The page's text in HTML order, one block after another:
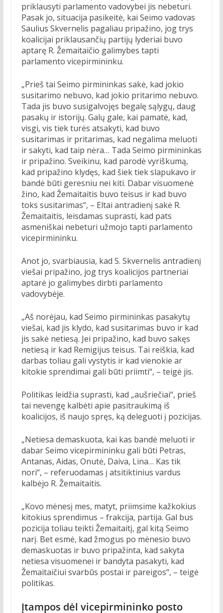
priklausyti parlamento vadovybei jis nebeturi.
Pasak jo, situacija pasikeitė, kai Seimo vadovas
Saulius Skvernelis pagaliau pripažino, jog trys
koalicijai priklausančių partijų lyderiai buvo
aptarę R. Žemaitaičio galimybes tapti
parlamento vicepirmininku.
„Prieš tai Seimo pirmininkas sakė, kad jokio
susitarimo nebuvo, kad jokio pritarimo nebuvo.
Tada jis buvo susigalvojęs begalę sąlygų, daug
pasakų ir istorijų. Galų gale, kai pamatė, kad,
visgi, vis tiek turės atsakyti, kad buvo
susitarimas ir pritarimas, kad negalima meluoti
ir sakyti, kad taip nėra… Tada Seimo pirmininkas
ir pripažino. Sveikinu, kad parodė vyriškumą,
kad pripažino klydęs, kad šiek tiek slapukavo ir
bandė būti geresniu nei kiti. Dabar visuomenė
žino, kad Žemaitaitis buvo teisus ir kad buvo
toks susitarimas“, – Eltai antradienį sakė R.
Žemaitaitis, leisdamas suprasti, kad pats
asmeniškai nebeturi užmojo tapti parlamento
vicepirmininku.
Anot jo, svarbiausia, kad S. Skvernelis antradienį
viešai pripažino, jog trys koalicijos partneriai
aptarė jo galimybes dirbti parlamento
vadovybėje.
„Aš norėjau, kad Seimo pirmininkas pasakytų
viešai, kad jis klydo, kad susitarimas buvo ir kad
jis sakė netiesą. Jei pripažino, kad buvo sakęs
netiesą ir kad Remigijus teisus. Tai reiškia, kad
darbas toliau gali vystytis ir kad vienokie ar
kitokie sprendimai gali būti priimti“, – teigė jis.
Politikas leidžia suprasti, kad „aušriečiai“, prieš
tai nevengę kalbėti apie pasitraukimą iš
koalicijos, iš naujo spręs, ką deleguoti į pozicijas.
„Netiesa demaskuota, kai kas bandė meluoti ir
dabar Seimo vicepirmininku gali būti Petras,
Antanas, Aidas, Onutė, Daiva, Lina… Kas tik
nori“, – referuodamas į atsitiktinius vardus
kalbėjo R. Žemaitaitis.
„Kovo mėnesį mes, matyt, priimsime kažkokius
kitokius sprendimus – frakcija, partija. Gal bus
pozicija toliau teikti Žemaitaitį, gal kitą Seimo
narį. Bet esmė, kad žmogus po mėnesio buvo
demaskuotas ir buvo pripažinta, kad sakyta
netiesa visuomenei ir bandyta pasakyti, kad
Žemaitaičiui svarbūs postai ir pareigos“, – teigė
politikas.
Įtampos dėl vicepirmininko posto